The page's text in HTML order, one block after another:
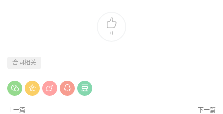
0
合同相关
上一篇 下一篇